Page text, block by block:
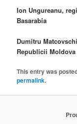
Ion Ungureanu,
Basarabia
Dumitru
Republicii Moldova
This entry was
permalink.